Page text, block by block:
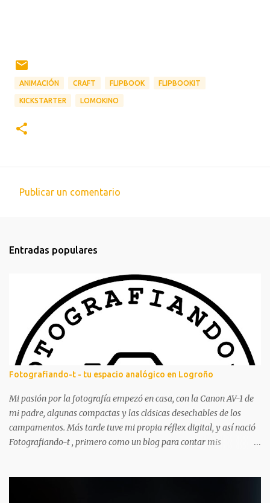
ANIMACIÓN CRAFT FLIPBOOK FLIPBOOKIT
KICKSTARTER LOMOKINO
e
o
s
Publicar un comentario
Entradas populares
Fotografiando-t - tu espacio analógico en Logroño
Mi pasión por la fotografía empezó en casa, con la Canon AV-1 de
mi padre, algunas compactas y las clásicas desechables de los
campamentos. Más tarde tuve mi propia réflex digital, y así nació
Fotografiando-t , primero como un blog para contar mis